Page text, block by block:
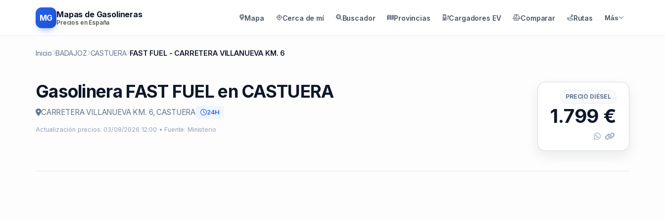
MG Mapas de Gasolineras
Precios en España
Mapa Cerca de mí Buscador Provincias Cargadores EV Comparar Rutas Más
Inicio BADAJOZ CASTUERA FAST FUEL - CARRETERA VILLANUEVA KM. 6
Gasolinera FAST FUEL en CASTUERA
CARRETERA VILLANUEVA KM. 6, CASTUERA 24H
Actualización precios: 03/08/2026 12:00 • Fuente: Ministerio
PRECIO DIÉSEL
1.799 €